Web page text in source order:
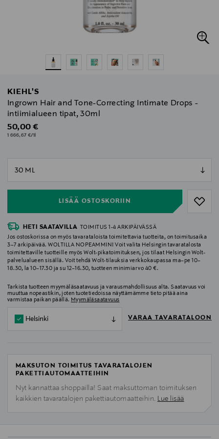
KIEHL'S
Ingrown Hair and Tone-Correcting Intimate Drops -
intiimialueen tipat, 30ml
Original Price
50,00 €
1 666,67 €/1l
LISÄÄ OSTOSKORIIN
HETI SAATAVILLA
TOIMITUS 1-4 ARKIPÄIVÄSSÄ
Jos ostoskorissa on myös tavarataloista toimitettavia tuotteita, on toimitusaika
3–7 arkipäivää. WOLTILLA NOPEAMMIN! Voit valita Helsingin tavaratalosta
toimitettaville tuotteille myös Wolt-pikatoimituksen, jos tilaat Helsingin Wolt-
palvelualueen sisällä. Voit tehdä Wolt-tilauksia verkkokaupassa ma–pe 10–
18.30, la 10–17.30 ja su 12–16.30, tuotteen minimiarvo 40 €.
Tarkista tuotteen myymäläsaatavuus ja varausmahdollisuus alta. Saatavuus voi
muuttua nopeastikin, joten tuotetiedoissa näyttämämme tieto pitää aina
varmistaa paikan päällä. Myymäläsaatavuus
Helsinki VARAA TAVARATALOON
MAKSUTON TOIMITUS TAVARATALOJEN
PAKETTIAUTOMAATTEIHIN
Nyt kannattaa shoppailla! Saat maksuttoman toimituksen
kaikkien tavaratalojen pakettiautomaatteihin. Lue lisää